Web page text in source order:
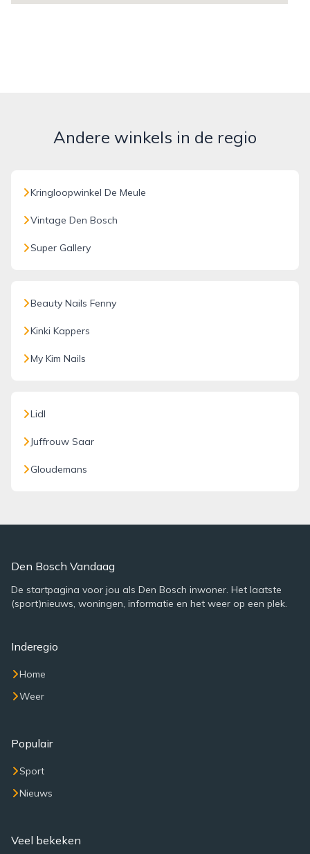
Andere winkels in de regio
Kringloopwinkel De Meule
Vintage Den Bosch
Super Gallery
Beauty Nails Fenny
Kinki Kappers
My Kim Nails
Lidl
Juffrouw Saar
Gloudemans
Den Bosch Vandaag
De startpagina voor jou als Den Bosch inwoner. Het laatste
(sport)nieuws, woningen, informatie en het weer op een plek.
Inderegio
Home
Weer
Populair
Sport
Nieuws
Veel bekeken